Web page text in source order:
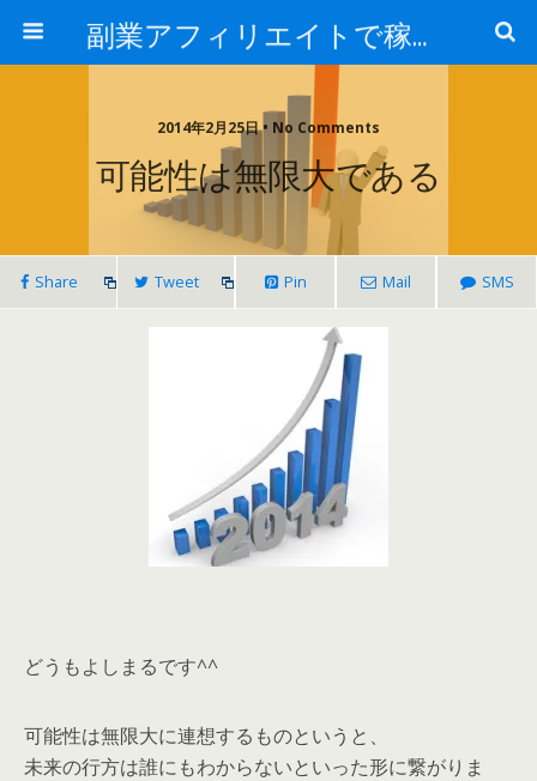
副業アフィリエイトで稼ぐ情報ブログ
2014年2月25日 • No Comments
可能性は無限大である
Share Tweet Pin Mail SMS
どうもよしまるです^^
可能性は無限大に連想するものというと、
未来の行方は誰にもわからないといった形に繋がりま